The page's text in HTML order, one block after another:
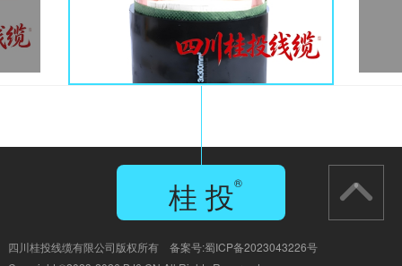
四川桂投线缆有限公司版权所有 备案号:蜀ICP备2023043226号
桂 投®